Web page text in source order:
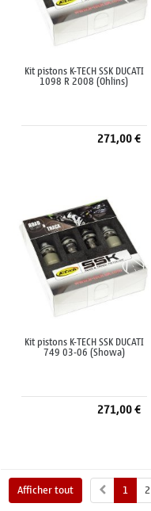
Kit pistons K-TECH SSK DUCATI
1098 R 2008 (Ohlins)
271,00 €
Kit pistons K-TECH SSK DUCATI
749 03-06 (Showa)
271,00 €
Afficher tout 1 2